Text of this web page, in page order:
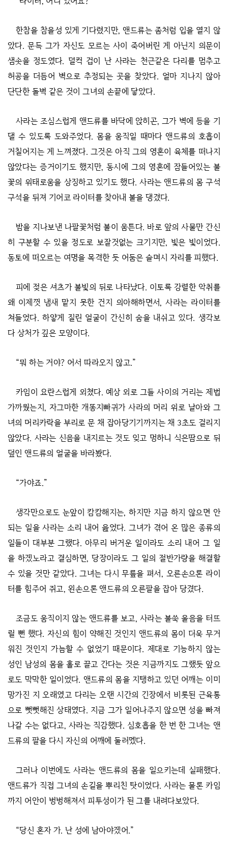
한참을 참을성 있게 기다렸지만, 앤드류는 좀처럼 입을 열지 않
았다. 문득 그가 자신도 모르는 사이 죽어버린 게 아닌지 의문이
샘솟을 정도였다. 덜컥 겁이 난 사라는 천근같은 다리를 멈추고
허공을 더듬어 벽으로 추정되는 곳을 찾았다. 얼마 지나지 않아
단단한 돌벽 같은 것이 그녀의 손끝에 닿았다.
사라는 조심스럽게 앤드류를 바닥에 앉히곤, 그가 벽에 등을 기
댈 수 있도록 도와주었다. 몸을 움직일 때마다 앤드류의 호흡이
거칠어지는 게 느껴졌다. 그것은 아직 그의 영혼이 육체를 떠나지
않았다는 증거이기도 했지만, 동시에 그의 영혼에 잠들어있는 불
꽃의 위태로움을 상징하고 있기도 했다. 사라는 앤드류의 몸 구석
구석을 뒤져 기어코 라이터를 찾아내 불을 댕겼다.
밤을 지나보낸 나팔꽃처럼 불이 움튼다. 바로 앞의 사물만 간신
히 구분할 수 있을 정도로 보잘것없는 크기지만, 빛은 빛이었다.
동토에 떠오르는 여명을 목격한 듯 어둠은 슬며시 자리를 피했다.
피에 젖은 셔츠가 불빛의 뒤로 나타났다. 이토록 강렬한 악취를
왜 이제껏 냄새 맡지 못한 건지 의아해하면서, 사라는 라이터를
쳐들었다. 하얗게 질린 얼굴이 간신히 숨을 내쉬고 있다. 생각보
다 상처가 깊은 모양이다.
“뭐 하는 거야? 어서 따라오지 않고.”
카임이 요란스럽게 외쳤다. 예상 외로 그들 사이의 거리는 제법
가까웠는지, 자그마한 개똥지빠귀가 사라의 머리 위로 날아와 그
녀의 머리카락을 부리로 문 채 잡아당기기까지는 채 3초도 걸리지
않았다. 사라는 신음을 내지르는 것도 잊고 멍하니 식은땀으로 뒤
덮인 앤드류의 얼굴을 바라봤다.
“가야죠.”
생각만으로도 눈앞이 캄캄해지는, 하지만 지금 하지 않으면 안
되는 일을 사라는 소리 내어 읊었다. 그녀가 겪어 온 많은 종류의
일들이 대부분 그랬다. 아무리 버거운 일이라도 소리 내어 그 일
을 하겠노라고 결심하면, 당장이라도 그 일의 절반가량을 해결할
수 있을 것만 같았다. 그녀는 다시 무릎을 펴서, 오른손으론 라이
터를 힘주어 쥐고, 왼손으론 앤드류의 오른팔을 잡아 당겼다.
조금도 움직이지 않는 앤드류를 보고, 사라는 불쑥 울음을 터뜨
릴 뻔 했다. 자신의 힘이 약해진 것인지 앤드류의 몸이 더욱 무거
워진 것인지 가늠할 수 없었기 때문이다. 제대로 기능하지 않는
성인 남성의 몸을 홀로 끌고 간다는 것은 지금까지도 그랬듯 앞으
로도 막막한 일이었다. 앤드류의 몸을 지탱하고 있던 어깨는 이미
망가진 지 오래였고 다리는 오랜 시간의 긴장에서 비롯된 근육통
으로 뻣뻣해진 상태였다. 지금 그가 일어나주지 않으면 성을 빠져
나갈 수는 없다고, 사라는 직감했다. 심호흡을 한 번 한 그녀는 앤
드류의 팔을 다시 자신의 어깨에 둘러멨다.
그러나 이번에도 사라는 앤드류의 몸을 일으키는데 실패했다.
앤드류가 직접 그녀의 손길을 뿌리친 탓이었다. 사라는 물론 카임
까지 어안이 벙벙해져서 피투성이가 된 그를 내려다보았다.
“당신 혼자 가. 난 성에 남아야겠어.”